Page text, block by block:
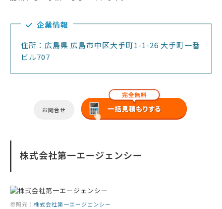
企業情報
住所：広島県 広島市中区大手町1-1-26 大手町一番
ビル707
お問合せ
株式会社第一エージェンシー
参照元： 株式会社第一エージェンシー